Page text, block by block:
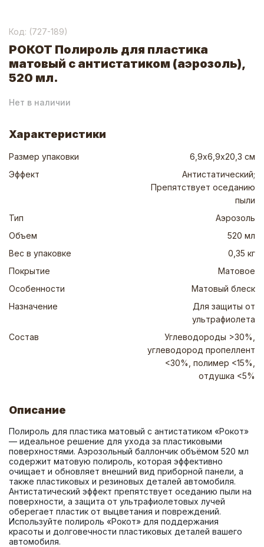
Код: (727-189)
РОКОТ Полироль для пластика
матовый с антистатиком (аэрозоль),
520 мл.
Нет в наличии
Характеристики
Размер упаковки
6,9х6,9х20,3 см
Эффект
Антистатический;
Препятствует оседанию
пыли
Тип
Аэрозоль
Объем
520 мл
Вес в упаковке
0,35 кг
Покрытие
Матовое
Особенности
Матовый блеск
Назначение
Для защиты от
ультрафиолета
Состав
Углеводороды >30%,
углеводород пропеллент
<30%, полимер <15%,
отдушка <5%
Описание
Полироль для пластика матовый с антистатиком «Рокот»
— идеальное решение для ухода за пластиковыми
поверхностями. Аэрозольный баллончик объёмом 520 мл
содержит матовую полироль, которая эффективно
очищает и обновляет внешний вид приборной панели, а
также пластиковых и резиновых деталей автомобиля.
Антистатический эффект препятствует оседанию пыли на
поверхности, а защита от ультрафиолетовых лучей
оберегает пластик от выцветания и повреждений.
Используйте полироль «Рокот» для поддержания
красоты и долговечности пластиковых деталей вашего
автомобиля.